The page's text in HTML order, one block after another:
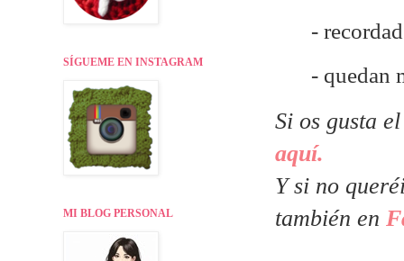
-
- quedan
Si os gusta
aquí.
Y si no
también en
SÍGUEME EN INSTAGRAM
MI BLOG PERSONAL